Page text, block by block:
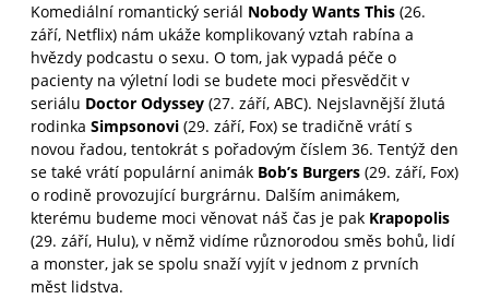
Komediální romantický seriál Nobody Wants This (26.
září, Netflix) nám ukáže komplikovaný vztah rabína a
hvězdy podcastu o sexu. O tom, jak vypadá péče o
pacienty na výletní lodi se budete moci přesvědčit v
seriálu Doctor Odyssey (27. září, ABC). Nejslavnější žlutá
rodinka Simpsonovi (29. září, Fox) se tradičně vrátí s
novou řadou, tentokrát s pořadovým číslem 36. Tentýž den
se také vrátí populární animák Bob’s Burgers (29. září, Fox)
o rodině provozující burgrárnu. Dalším animákem,
kterému budeme moci věnovat náš čas je pak Krapopolis
(29. září, Hulu), v němž vidíme různorodou směs bohů, lidí
a monster, jak se spolu snaží vyjít v jednom z prvních
měst lidstva.